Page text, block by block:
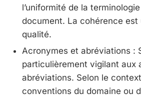
l’uniformité de la
document. La cohérence est
qualité.
Acronymes et abréviations :
particulièrement vigilant aux
abréviations. Selon le
conventions du domaine ou